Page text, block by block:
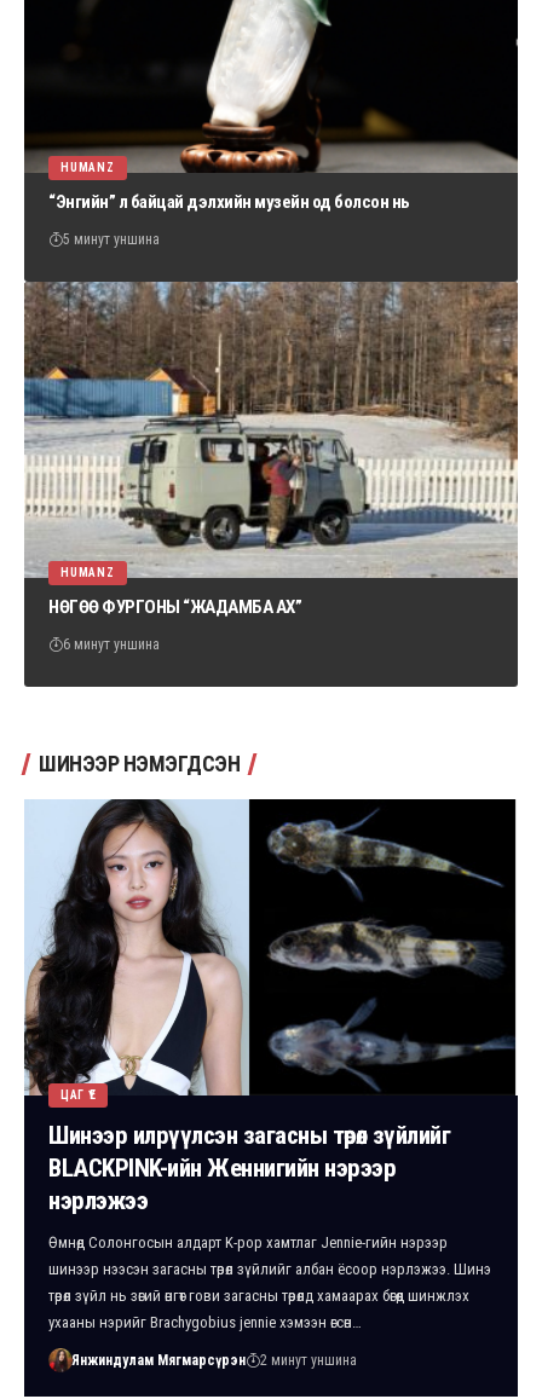
HUMANZ
“Энгийн” л байцай дэлхийн музейн од болсон нь
5 минут уншина
HUMANZ
НӨГӨӨ ФУРГОНЫ “ЖАДАМБА АХ”
6 минут уншина
ШИНЭЭР НЭМЭГДСЭН
ЦАГ ҮЕ
Шинээр илрүүлсэн загасны төрөл зүйлийг
BLACKPINK-ийн Женнигийн нэрээр
нэрлэжээ
Өмнөд Солонгосын алдарт K-pop хамтлаг Jennie-гийн нэрээр
шинээр нээсэн загасны төрөл зүйлийг албан ёсоор нэрлэжээ. Шинэ
төрөл зүйл нь зөгий өнгөт гови загасны төрөлд хамаарах бөгөөд шинжлэх
ухааны нэрийг Brachygobius jennie хэмээн өгсөн…
Янжиндулам Мягмарсүрэн 2 минут уншина